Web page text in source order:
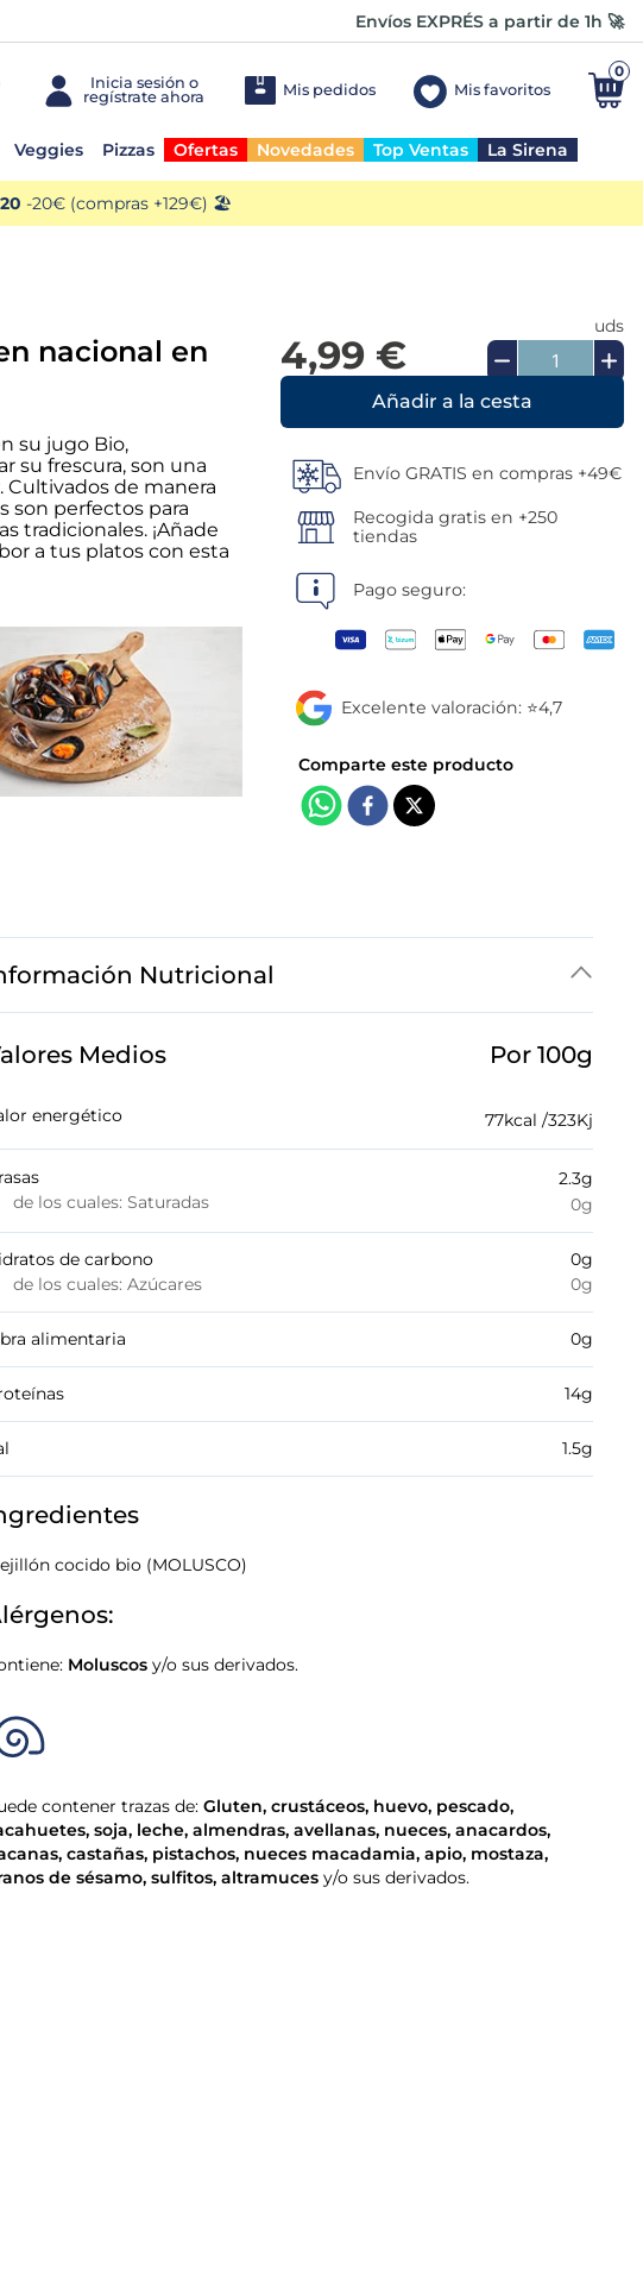
Envíos EXPRÉS a partir de 1h 🚀
Mis pedidos Mis favoritos
0
Veggies Pizzas Ofertas Novedades Top Ventas La Sirena
-20€ (compras +129€) 🏖️
nacional en
su jugo Bio,
su frescura, son una
de manera
son perfectos para
tradicionales. ¡Añade
a tus platos con esta
4,99 €
uds
Añadir a la cesta
Envío GRATIS en compras +49€
Recogida gratis en +250
tiendas
Pago seguro:
Excelente valoración: ⭐4,7
Nutricional
Medios Por 100g
energético 77kcal /323Kj
de los cuales: Saturadas
2.3g
0g
de carbono
de los cuales: Azúcares
0g
0g
alimentaria 0g
14g
1.5g
cocido bio (MOLUSCO)
Moluscos y/o sus derivados.
contener trazas de: Gluten, crustáceos, huevo, pescado,
, soja, leche, almendras, avellanas, nueces, anacardos,
, castañas, pistachos, nueces macadamia, apio, mostaza,
de sésamo, sulfitos, altramuces y/o sus derivados.